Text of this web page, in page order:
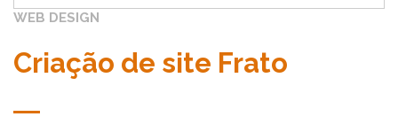
WEB DESIGN
Criação de site Frato